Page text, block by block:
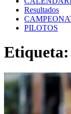
Resultados
PILOTOS
Etiqueta: